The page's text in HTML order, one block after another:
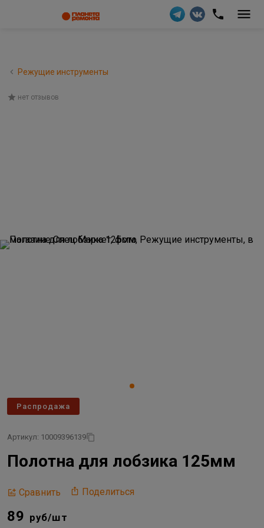
Режущие инструменты
нет отзывов
Распродажа
Артикул: 10009396139
Полотна для лобзика 125мм
Сравнить Поделиться
89 руб/шт